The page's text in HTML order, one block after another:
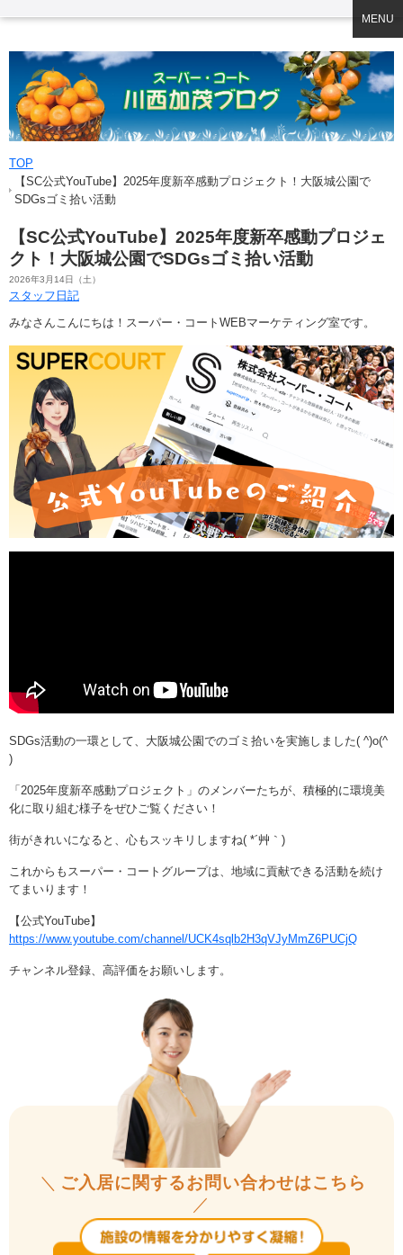
MENU
TOP
【SC公式YouTube】2025年度新卒感動プロジェクト！大阪城公園で
SDGsゴミ拾い活動
【SC公式YouTube】2025年度新卒感動プロジェ
クト！大阪城公園でSDGsゴミ拾い活動
2026年3月14日（土）
スタッフ日記
みなさんこんにちは！スーパー・コートWEBマーケティング室です。
SDGs活動の一環として、大阪城公園でのゴミ拾いを実施しました( ^)o(^
)
「2025年度新卒感動プロジェクト」のメンバーたちが、積極的に環境美
化に取り組む様子をぜひご覧ください！
街がきれいになると、心もスッキリしますね( *´艸｀)
これからもスーパー・コートグループは、地域に貢献できる活動を続け
てまいります！
【公式YouTube】
https://www.youtube.com/channel/UCK4sqlb2H3qVJyMmZ6PUCjQ
チャンネル登録、高評価をお願いします。
＼ ご入居に関するお問い合わせはこちら
／